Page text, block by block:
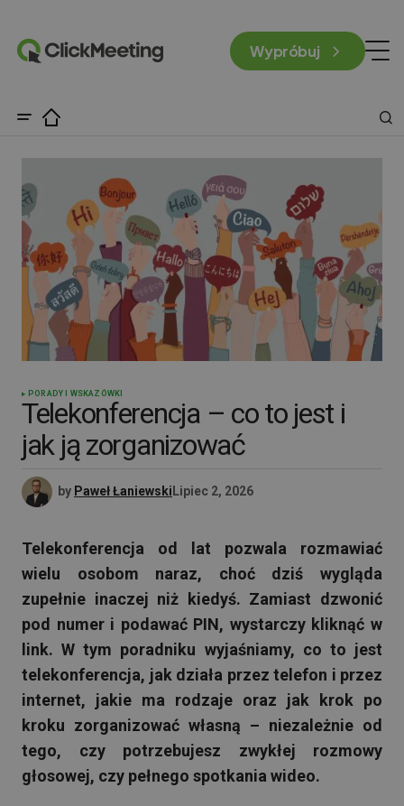
Wypróbuj
PORADY I WSKAZÓWKI
Telekonferencja – co to jest i
jak ją zorganizować
by Paweł Łaniewski Lipiec 2, 2026
Telekonferencja od lat pozwala rozmawiać
wielu osobom naraz, choć dziś wygląda
zupełnie inaczej niż kiedyś. Zamiast dzwonić
pod numer i podawać PIN, wystarczy kliknąć w
link. W tym poradniku wyjaśniamy, co to jest
telekonferencja, jak działa przez telefon i przez
internet, jakie ma rodzaje oraz jak krok po
kroku zorganizować własną – niezależnie od
tego, czy potrzebujesz zwykłej rozmowy
głosowej, czy pełnego spotkania wideo.